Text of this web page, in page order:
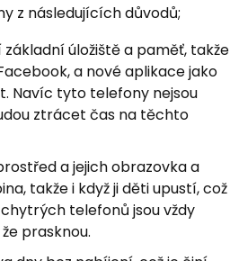
z následujících důvodů;
úložiště a paměť, takže
a nové aplikace jako
Navíc tyto telefony nejsou
ztrácet čas na těchto
a jejich obrazovka a
takže i když ji děti upustí, což
telefonů jsou vždy
prasknou.